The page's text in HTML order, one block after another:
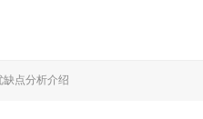
缺点分析介绍